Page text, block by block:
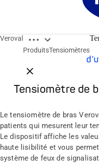
Veroval Open breadcrumbs
Close breadcrumbs
ProduitsTensiomètres
Tensiomètre de
Tensiomètre de bras
Le tensiomètre de bras
patients qui mesurent leur
Le dispositif affiche les
haute lisibilité et vous
système de feux de